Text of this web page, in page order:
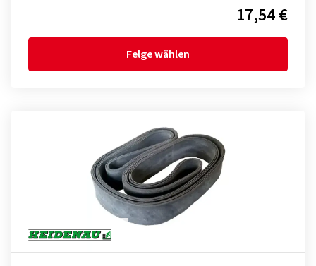
17,54 €
Felge wählen